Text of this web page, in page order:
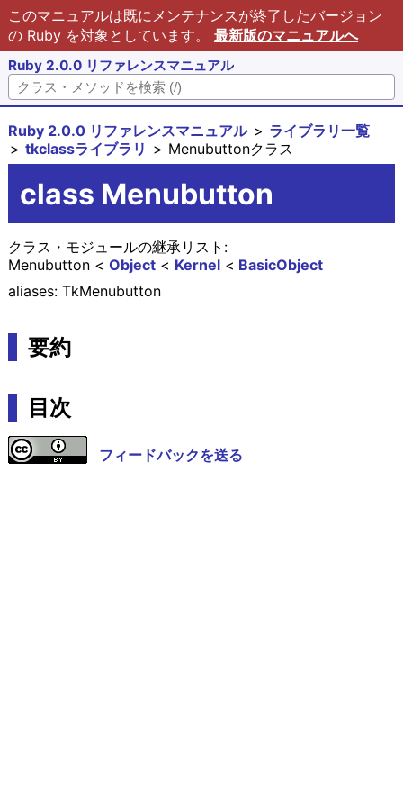
このマニュアルは既にメンテナンスが終了したバージョン
の Ruby を対象としています。 最新版のマニュアルへ
Ruby 2.0.0 リファレンスマニュアル
Ruby 2.0.0 リファレンスマニュアル
ライブラリ一覧
tkclassライブラリ
Menubuttonクラス
class Menubutton
クラス・モジュールの継承リスト:
BasicObject
Kernel
Object
Menubutton
aliases: TkMenubutton
要約
目次
フィードバックを送る